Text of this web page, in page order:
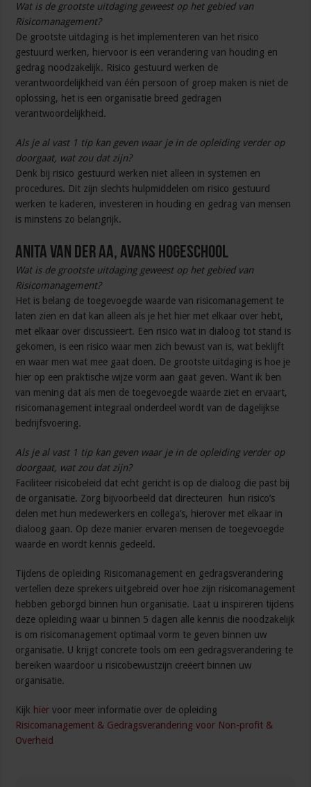
Wat is de grootste uitdaging geweest op het gebied van
Risicomanagement?
De grootste uitdaging is het implementeren van het risico
gestuurd werken, hiervoor is een verandering van houding en
gedrag noodzakelijk. Risico gestuurd werken de
verantwoordelijkheid van één persoon of groep maken is niet de
oplossing, het is een organisatie breed gedragen
verantwoordelijkheid.
Als je al vast 1 tip kan geven waar je in de opleiding verder op
doorgaat, wat zou dat zijn?
Denk bij risico gestuurd werken niet alleen in systemen en
procedures. Dit zijn slechts hulpmiddelen om risico gestuurd
werken te kaderen, investeren in houding en gedrag van mensen
is minstens zo belangrijk.
Anita van der Aa, Avans Hogeschool
Wat is de grootste uitdaging geweest op het gebied van
Risicomanagement?
Het is belang de toegevoegde waarde van risicomanagement te
laten zien en dat kan alleen als je het hier met elkaar over hebt,
met elkaar over discussieert. Een risico wat in dialoog tot stand is
gekomen, is een risico waar men zich bewust van is, wat beklijft
en waar men wat mee gaat doen. De grootste uitdaging is hoe je
hier op een praktische wijze vorm aan gaat geven. Want ik ben
van mening dat als men de toegevoegde waarde ziet en ervaart,
risicomanagement integraal onderdeel wordt van de dagelijkse
bedrijfsvoering.
Als je al vast 1 tip kan geven waar je in de opleiding verder op
doorgaat, wat zou dat zijn?
Faciliteer risicobeleid dat echt gericht is op de dialoog die past bij
de organisatie. Zorg bijvoorbeeld dat directeuren hun risico’s
delen met hun medewerkers en collega’s, hierover met elkaar in
dialoog gaan. Op deze manier ervaren mensen de toegevoegde
waarde en wordt kennis gedeeld.
Tijdens de opleiding Risicomanagement en gedragsverandering
vertellen deze sprekers uitgebreid over hoe zijn risicomanagement
hebben geborgd binnen hun organisatie. Laat u inspireren tijdens
deze opleiding waar u binnen 5 dagen alle kennis die noodzakelijk
is om risicomanagement optimaal vorm te geven binnen uw
organisatie. U krijgt concrete tools om een gedragsverandering te
bereiken waardoor u risicobewustzijn creëert binnen uw
organisatie.
Kijk hier voor meer informatie over de opleiding
Risicomanagement & Gedragsverandering voor Non-profit &
Overheid